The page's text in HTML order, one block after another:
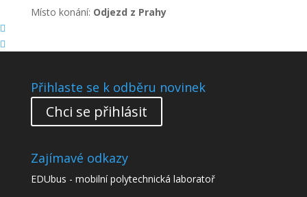
Místo konání: Odjezd z Prahy


Přihlaste se k odběru novinek
Chci se přihlásit
Zajímavé odkazy
EDUbus - mobilní polytechnická laboratoř